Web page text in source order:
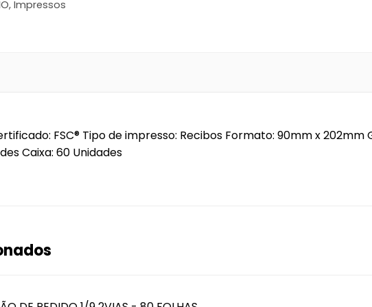
, Impressos
FSC® Tipo de impresso: Recibos Formato: 90mm x
Caixa: 60 Unidades